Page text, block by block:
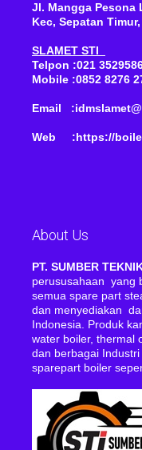
Jl. Mangga Pesona
Kec, Sepatan
SLAMET STI
Telpon :021
Mobile :0852 8276
Email
Web :https://
About Us
PT. SUMBER
perususahaan yang
semua spare part
dan menyediakan
Indonesia. Produk
water boiler, thermal
dan berbagai
sparepart boiler